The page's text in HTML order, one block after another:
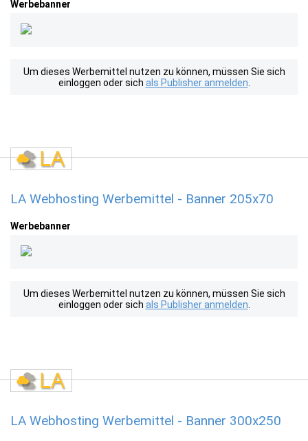
Werbebanner
Um dieses Werbemittel nutzen zu können, müssen Sie sich
einloggen oder sich als Publisher anmelden
LA Webhosting Werbemittel - Banner 205x70
Werbebanner
Um dieses Werbemittel nutzen zu können, müssen Sie sich
einloggen oder sich als Publisher anmelden
LA Webhosting Werbemittel - Banner 300x250